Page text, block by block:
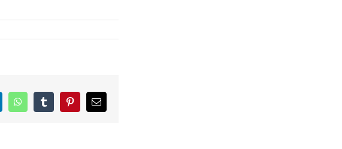
WhatsAppTumblrPinterestCorreo
electrónico